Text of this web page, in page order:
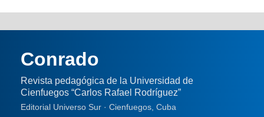
Conrado
Revista pedagógica de la Universidad de
Cienfuegos “Carlos Rafael Rodríguez”
Editorial Universo Sur · Cienfuegos, Cuba